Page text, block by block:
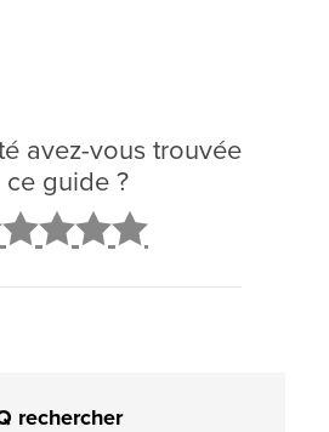
avez-vous trouvée
ce guide ?
rechercher